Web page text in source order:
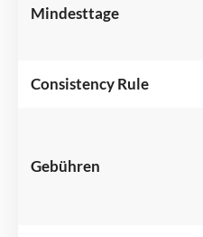
Mindesttage
Consistency Rule
Gebühren